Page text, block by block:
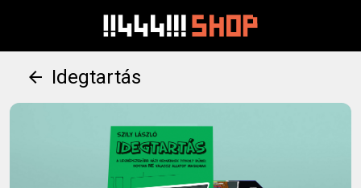
arrow_back Idegtartás